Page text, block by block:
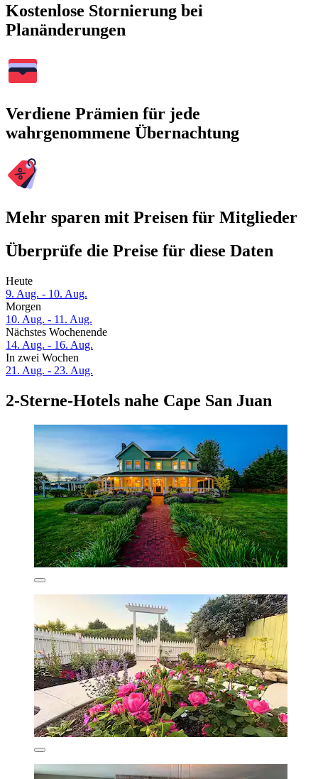
Kostenlose Stornierung bei
Planänderungen
Verdiene Prämien für jede
wahrgenommene Übernachtung
Mehr sparen mit Preisen für Mitglieder
Überprüfe die Preise für diese Daten
Heute
9. Aug. - 10. Aug.
Morgen
10. Aug. - 11. Aug.
Nächstes Wochenende
14. Aug. - 16. Aug.
In zwei Wochen
21. Aug. - 23. Aug.
2-Sterne-Hotels nahe Cape San Juan